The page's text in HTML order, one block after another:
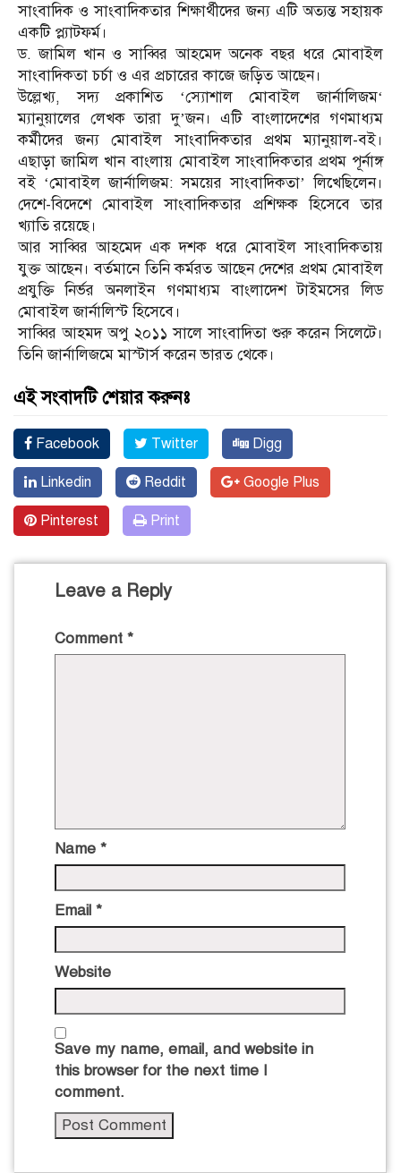
সাংবাদিক ও সাংবাদিকতার শিক্ষার্থীদের জন্য এটি অত্যন্ত সহায়ক
একটি প্ল্যাটফর্ম।
ড. জামিল খান ও সাব্বির আহমেদ অনেক বছর ধরে মোবাইল
সাংবাদিকতা চর্চা ও এর প্রচারের কাজে জড়িত আছেন।
উল্লেখ্য, সদ্য প্রকাশিত ‘স্যোশাল মোবাইল জার্নালিজম‘
ম্যানুয়ালের লেখক তারা দু’জন। এটি বাংলাদেশের গণমাধ্যম
কর্মীদের জন্য মোবাইল সাংবাদিকতার প্রথম ম্যানুয়াল-বই।
এছাড়া জামিল খান বাংলায় মোবাইল সাংবাদিকতার প্রথম পূর্নাঙ্গ
বই ‘মোবাইল জার্নালিজম: সময়ের সাংবাদিকতা’ লিখেছিলেন।
দেশে-বিদেশে মোবাইল সাংবাদিকতার প্রশিক্ষক হিসেবে তার
খ্যাতি রয়েছে।
আর সাব্বির আহমেদ এক দশক ধরে মোবাইল সাংবাদিকতায়
যুক্ত আছেন। বর্তমানে তিনি কর্মরত আছেন দেশের প্রথম মোবাইল
প্রযুক্তি নির্ভর অনলাইন গণমাধ্যম বাংলাদেশ টাইমসের লিড
মোবাইল জার্নালিস্ট হিসেবে।
সাব্বির আহমদ অপু ২০১১ সালে সাংবাদিতা শুরু করেন সিলেটে।
তিনি জার্নালিজমে মাস্টার্স করেন ভারত থেকে।
এই সংবাদটি শেয়ার করুনঃ
Facebook Twitter Digg
Linkedin Reddit Google Plus
Pinterest Print
Leave a Reply
Comment *
Name *
Email *
Website
Save my name, email, and website in
this browser for the next time I
comment.